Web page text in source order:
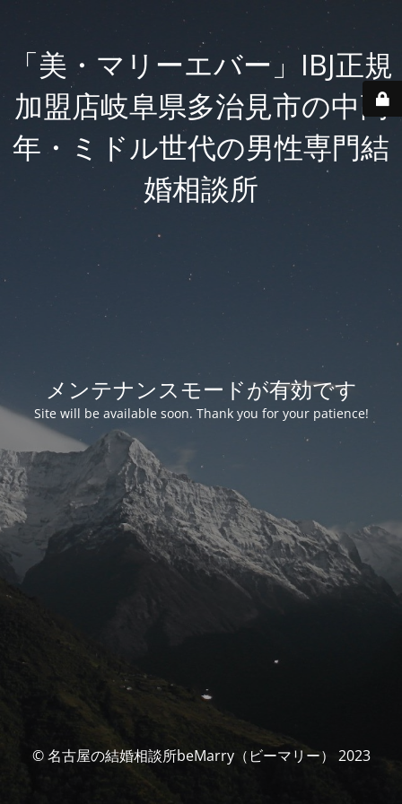
「美・マリーエバー」IBJ正規
加盟店岐阜県多治見市の中高
年・ミドル世代の男性専門結
婚相談所
メンテナンスモードが有効です
Site will be available soon. Thank you for your patience!
© 名古屋の結婚相談所beMarry（ビーマリー） 2023